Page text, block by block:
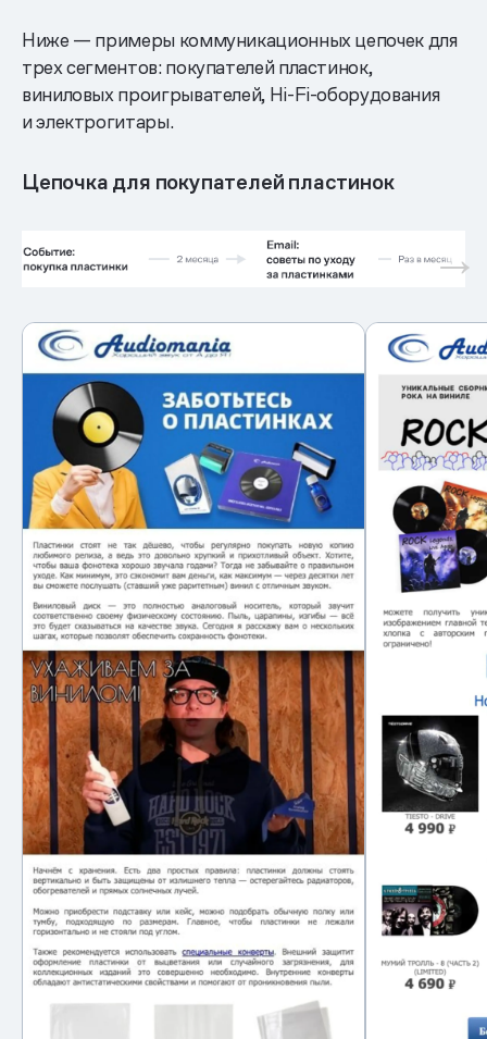
Ниже — примеры коммуникационных цепочек для
трех сегментов: покупателей пластинок,
виниловых проигрывателей, Hi-Fi-оборудования
и электрогитары.
Цепочка для покупателей пластинок